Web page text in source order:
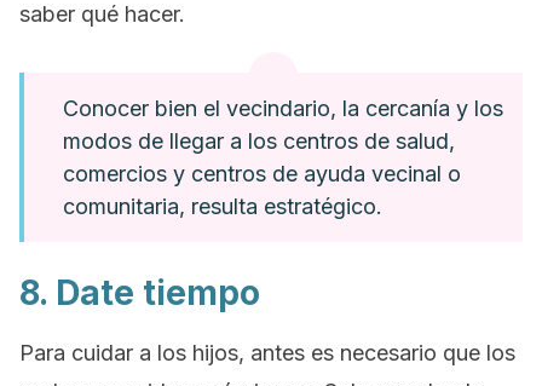
saber qué hacer.
Conocer bien el vecindario, la cercanía y los
modos de llegar a los centros de salud,
comercios y centros de ayuda vecinal o
comunitaria, resulta estratégico.
8. Date tiempo
Para cuidar a los hijos, antes es necesario que los